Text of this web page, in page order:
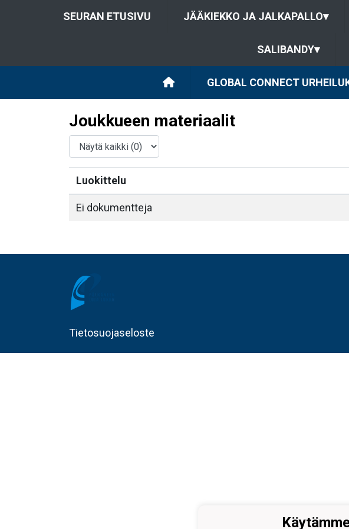
SEURAN ETUSIVU JÄÄKIEKKO JA JALKAPALLO▾
SALIBANDY▾
GLOBAL CONNECT
Joukkueen materiaalit
Luokittelu
Ei dokumentteja
Tietosuojaseloste